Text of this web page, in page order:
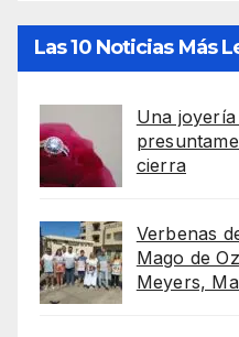
Las 10 Noticias Más
Una
cierra
Verbenas
Mago de
Meyers,